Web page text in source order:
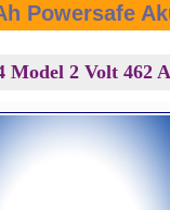
Powersafe
Model 2 Volt 462